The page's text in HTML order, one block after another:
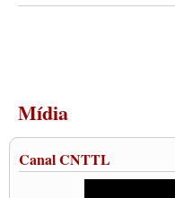
Mídia
Canal CNTTL